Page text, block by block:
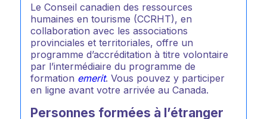
Le Conseil canadien des ressources
humaines en tourisme (CCRHT), en
collaboration avec les associations
provinciales et territoriales, offre un
programme d’accréditation à titre volontaire
par l’intermédiaire du programme de
formation emerit. Vous pouvez y participer
en ligne avant votre arrivée au Canada.
Personnes formées à l’étranger